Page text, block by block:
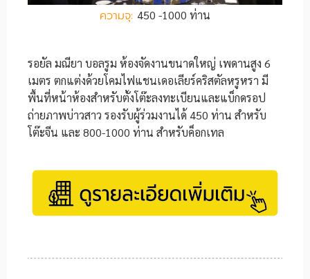
ความจุ: 450 -1000 ท่าน
รอยัล มณียา บอลรูม ห้องจัดงานขนาดใหญ่ เพดานสูง 6
เมตร ตกแต่งด้วยโคมไฟแชนเดอเลียร์คริสตัลหรูหรา มี
พื้นที่หน้าห้องสำหรับตั้งโต๊ะลงทะเบียนและแบ็กดรอป
ถ่ายภาพบ่าวสาว รองรับผู้ร่วมงานได้ 450 ท่าน สำหรับ
โต๊ะจีน และ 800-1000 ท่าน สำหรับค็อกเทล